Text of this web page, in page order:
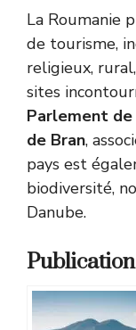
La Roumanie
de tourisme,
religieux,
sites
Parlement
de Bran,
pays est
biodiversité,
Danube.